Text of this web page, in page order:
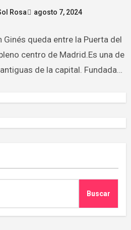
Rosa agosto 7, 2024
Ginés queda entre la Puerta del
centro de Madrid.Es una de
de la capital. Fundada…
Buscar